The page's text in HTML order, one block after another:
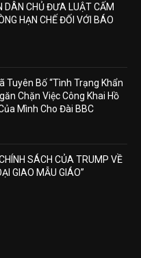
DÂN CHỦ ĐƯA LUẬT CẤM
HẠN CHẾ ĐỐI VỚI BÁO
Tuyên Bố “Tình Trạng Khẩn
Chặn Việc Công Khai Hồ
Mình Cho Đài BBC
SÁCH CỦA TRUMP VỀ
GIAO MẪU GIÁO”